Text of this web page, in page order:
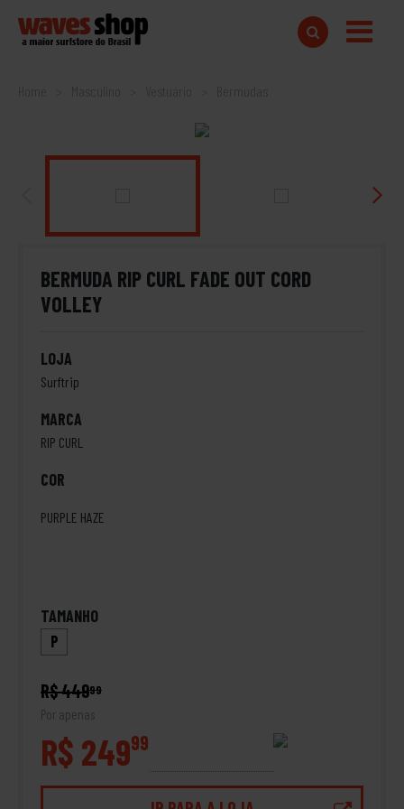
Home Bermudas
BERMUDA RIP CURL FADE OUT CORD
VOLLEY
LOJA
Surftrip
MARCA
RIP CURL
COR
PURPLE HAZE
TAMANHO
P
R$ 44999
Por apenas
R$ 24999